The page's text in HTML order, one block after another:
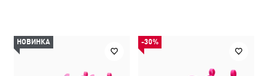
НОВИНКА -30%